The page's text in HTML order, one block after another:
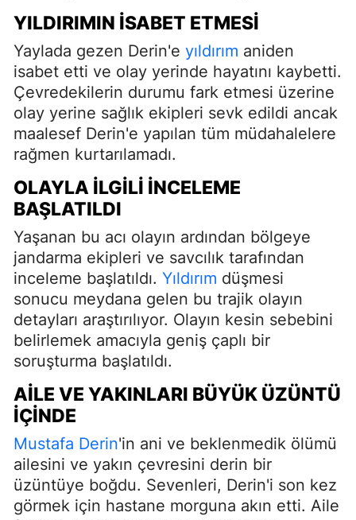
YILDIRIMIN İSABET ETMESI
Yaylada gezen Derin'e yıldırım aniden
isabet etti ve olay yerinde hayatını kaybetti.
Çevredekilerin durumu fark etmesi üzerine
olay yerine sağlık ekipleri sevk edildi ancak
maalesef Derin'e yapılan tüm müdahalelere
rağmen kurtarılamadı.
OLAYLA İLGILI İNCELEME
BAŞLATILDI
Yaşanan bu acı olayın ardından bölgeye
jandarma ekipleri ve savcılık tarafından
inceleme başlatıldı. Yıldırım düşmesi
sonucu meydana gelen bu trajik olayın
detayları araştırılıyor. Olayın kesin sebebini
belirlemek amacıyla geniş çaplı bir
soruşturma başlatıldı.
AILE VE YAKINLARI BÜYÜK ÜZÜNTÜ
İÇINDE
Mustafa Derin'in ani ve beklenmedik ölümü
ailesini ve yakın çevresini derin bir
üzüntüye boğdu. Sevenleri, Derin'i son kez
görmek için hastane morguna akın etti. Aile